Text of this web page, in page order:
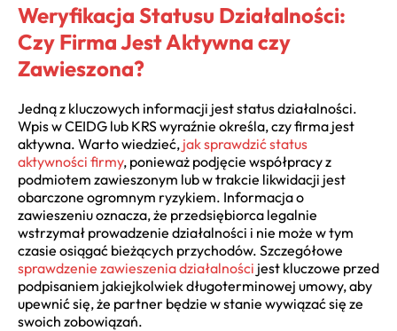
Weryfikacja Statusu Działalności:
Czy Firma Jest Aktywna czy
Zawieszona?
Jedną z kluczowych informacji jest status działalności.
Wpis w CEIDG lub KRS wyraźnie określa, czy firma jest
aktywna. Warto wiedzieć, jak sprawdzić status
aktywności firmy, ponieważ podjęcie współpracy z
podmiotem zawieszonym lub w trakcie likwidacji jest
obarczone ogromnym ryzykiem. Informacja o
zawieszeniu oznacza, że przedsiębiorca legalnie
wstrzymał prowadzenie działalności i nie może w tym
czasie osiągać bieżących przychodów. Szczegółowe
sprawdzenie zawieszenia działalności jest kluczowe przed
podpisaniem jakiejkolwiek długoterminowej umowy, aby
upewnić się, że partner będzie w stanie wywiązać się ze
swoich zobowiązań.